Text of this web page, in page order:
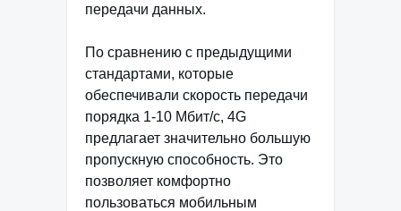
передачи данных.
По сравнению с предыдущими
стандартами, которые
обеспечивали скорость передачи
порядка 1-10 Мбит/с, 4G
предлагает значительно большую
пропускную способность. Это
позволяет комфортно
пользоваться мобильным